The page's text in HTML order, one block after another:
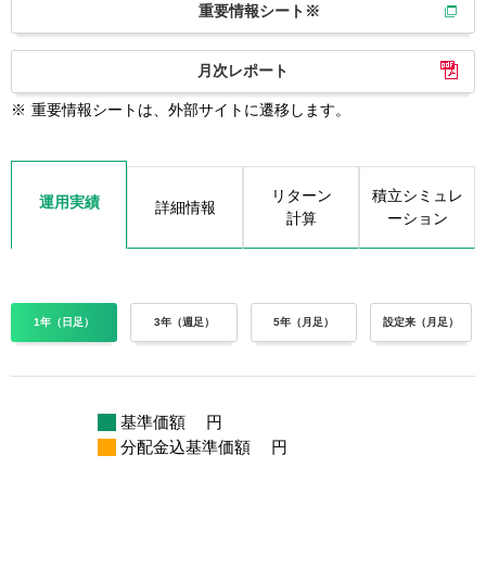
重要情報シート※
月次レポート
※ 重要情報シートは、外部サイトに遷移します。
運用実績 詳細情報
リターン
計算
積立シミュレ
ーション
1年（日足） 3年（週足） 5年（月足） 設定来（月足）
基準価額
円
分配金込基準価額
円